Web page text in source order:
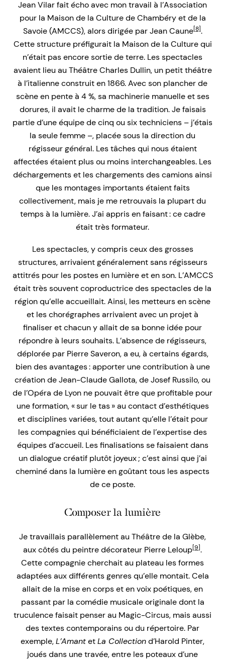
Jean Vilar fait écho avec mon travail à l’Association
pour la Maison de la Culture de Chambéry et de la
Savoie (AMCCS), alors dirigée par Jean Caune[8].
Cette structure préfigurait la Maison de la Culture qui
n’était pas encore sortie de terre. Les spectacles
avaient lieu au Théâtre Charles Dullin, un petit théâtre
à l’italienne construit en 1866. Avec son plancher de
scène en pente à 4 %, sa machinerie manuelle et ses
dorures, il avait le charme de la tradition. Je faisais
partie d’une équipe de cinq ou six techniciens – j’étais
la seule femme –, placée sous la direction du
régisseur général. Les tâches qui nous étaient
affectées étaient plus ou moins interchangeables. Les
déchargements et les chargements des camions ainsi
que les montages importants étaient faits
collectivement, mais je me retrouvais la plupart du
temps à la lumière. J’ai appris en faisant : ce cadre
était très formateur.
Les spectacles, y compris ceux des grosses
structures, arrivaient généralement sans régisseurs
attitrés pour les postes en lumière et en son. L’AMCCS
était très souvent coproductrice des spectacles de la
région qu’elle accueillait. Ainsi, les metteurs en scène
et les chorégraphes arrivaient avec un projet à
finaliser et chacun y allait de sa bonne idée pour
répondre à leurs souhaits. L’absence de régisseurs,
déplorée par Pierre Saveron, a eu, à certains égards,
bien des avantages : apporter une contribution à une
création de Jean-Claude Gallota, de Josef Russilo, ou
de l’Opéra de Lyon ne pouvait être que profitable pour
une formation, « sur le tas » au contact d’esthétiques
et disciplines variées, tout autant qu’elle l’était pour
les compagnies qui bénéficiaient de l’expertise des
équipes d’accueil. Les finalisations se faisaient dans
un dialogue créatif plutôt joyeux ; c’est ainsi que j’ai
cheminé dans la lumière en goûtant tous les aspects
de ce poste.
Composer la lumière
Je travaillais parallèlement au Théâtre de la Glèbe,
aux côtés du peintre décorateur Pierre Leloup[9].
Cette compagnie cherchait au plateau les formes
adaptées aux différents genres qu’elle montait. Cela
allait de la mise en corps et en voix poétiques, en
passant par la comédie musicale originale dont la
truculence faisait penser au Magic-Circus, mais aussi
des textes contemporains ou du répertoire. Par
exemple,L’AmantetLa Collectiond’Harold Pinter,
joués dans une travée, entre les poteaux d’une